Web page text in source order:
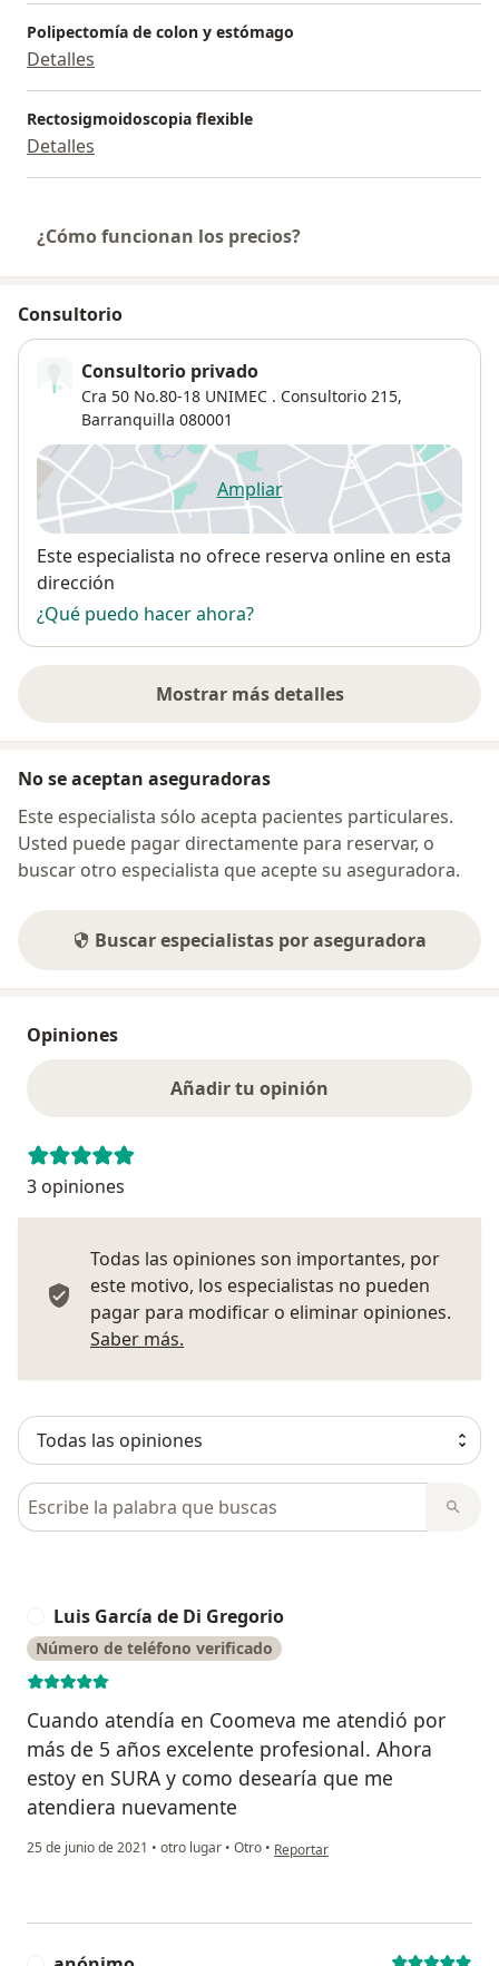
Polipectomía de colon y estómago
Detalles
Rectosigmoidoscopia flexible
Detalles
¿Cómo funcionan los precios?
Consultorio
Consultorio privado
Cra 50 No.80-18 UNIMEC . Consultorio 215,
Barranquilla 080001
Ampliarse abre en una nueva
Disponibilidad
Este especialista no ofrece reserva online en esta
dirección
¿Qué puedo hacer ahora?
Mostrar más detalles
sobre la dirección
No se aceptan aseguradoras
Este especialista sólo acepta pacientes particulares.
Usted puede pagar directamente para reservar, o
buscar otro especialista que acepte su aseguradora.
Buscar especialistas por aseguradora
Opiniones
Añadir tu opinión
3 opiniones
Todas las opiniones son importantes, por
este motivo, los especialistas no pueden
pagar para modificar o eliminar opiniones.
Saber más.
Busca en opiniones
Luis García de Di Gregorio
Número de teléfono verificado
Cuando atendía en Coomeva me atendió por
más de 5 años excelente profesional. Ahora
estoy en SURA y como desearía que me
atendiera nuevamente
25 de junio de 2021 • otro lugar • Otro • en opinión del usuario Luis García
Reportar